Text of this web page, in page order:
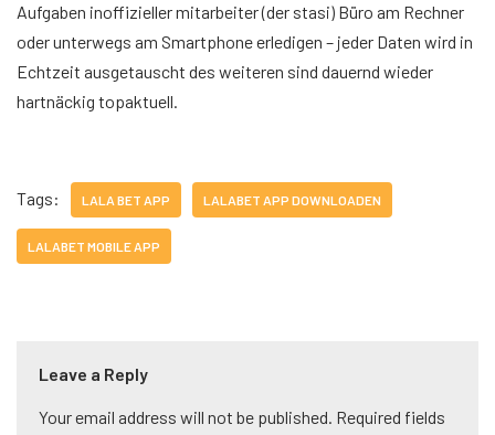
Aufgaben inoffizieller mitarbeiter (der stasi) Büro am Rechner
oder unterwegs am Smartphone erledigen – jeder Daten wird in
Echtzeit ausgetauscht des weiteren sind dauernd wieder
hartnäckig topaktuell.
Tags: LALA BET APP LALABET APP DOWNLOADEN
LALABET MOBILE APP
Leave a Reply
Your email address will not be published. Required fields
A